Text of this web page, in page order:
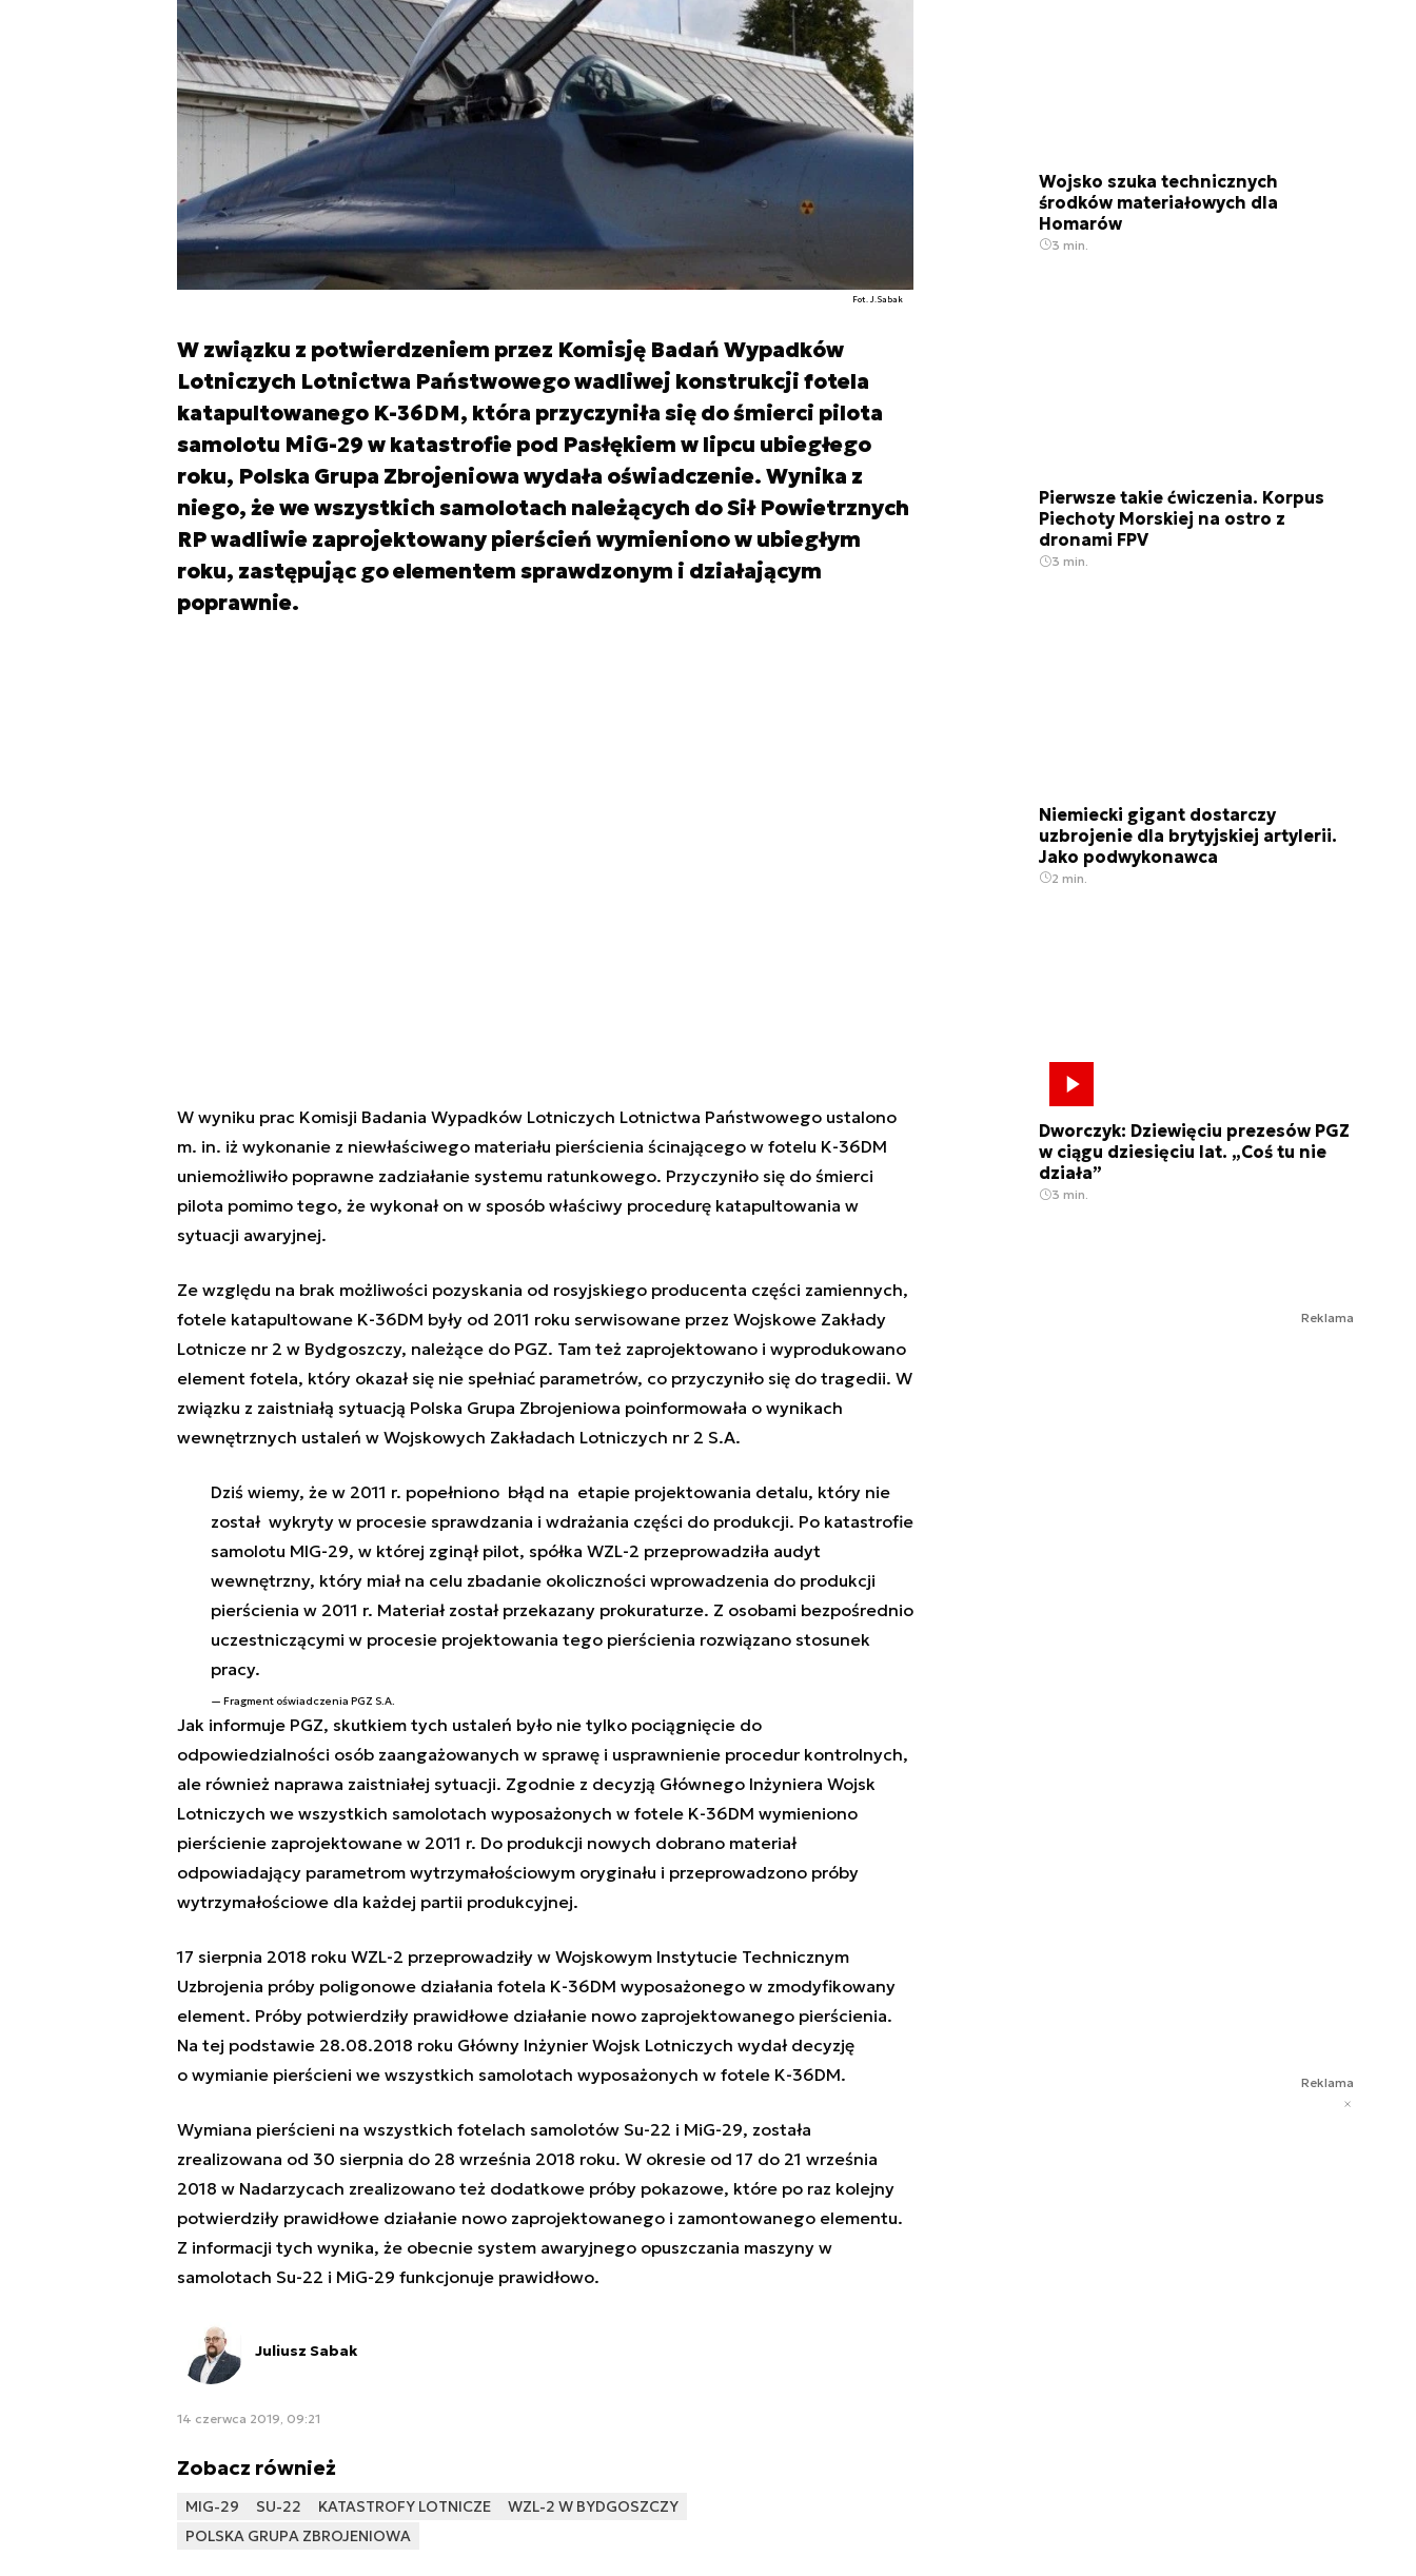
Fot. J.Sabak
W związku z potwierdzeniem przez Komisję Badań Wypadków
Lotniczych Lotnictwa Państwowego wadliwej konstrukcji fotela
katapultowanego K-36DM, która przyczyniła się do śmierci pilota
samolotu MiG-29 w katastrofie pod Pasłękiem w lipcu ubiegłego
roku, Polska Grupa Zbrojeniowa wydała oświadczenie. Wynika z
niego, że we wszystkich samolotach należących do Sił Powietrznych
RP wadliwie zaprojektowany pierścień wymieniono w ubiegłym
roku, zastępując go elementem sprawdzonym i działającym
poprawnie.
W wyniku prac Komisji Badania Wypadków Lotniczych Lotnictwa Państwowego ustalono
m. in. iż wykonanie z niewłaściwego materiału pierścienia ścinającego w fotelu K-36DM
uniemożliwiło poprawne zadziałanie systemu ratunkowego. Przyczyniło się do śmierci
pilota pomimo tego, że wykonał on w sposób właściwy procedurę katapultowania w
sytuacji awaryjnej.
Ze względu na brak możliwości pozyskania od rosyjskiego producenta części zamiennych,
fotele katapultowane K-36DM były od 2011 roku serwisowane przez Wojskowe Zakłady
Lotnicze nr 2 w Bydgoszczy, należące do PGZ. Tam też zaprojektowano i wyprodukowano
element fotela, który okazał się nie spełniać parametrów, co przyczyniło się do tragedii. W
związku z zaistniałą sytuacją Polska Grupa Zbrojeniowa poinformowała o wynikach
wewnętrznych ustaleń w Wojskowych Zakładach Lotniczych nr 2 S.A.
Dziś wiemy, że w 2011 r. popełniono błąd na etapie projektowania detalu, który nie
został wykryty w procesie sprawdzania i wdrażania części do produkcji. Po katastrofie
samolotu MIG-29, w której zginął pilot, spółka WZL-2 przeprowadziła audyt
wewnętrzny, który miał na celu zbadanie okoliczności wprowadzenia do produkcji
pierścienia w 2011 r. Materiał został przekazany prokuraturze. Z osobami bezpośrednio
uczestniczącymi w procesie projektowania tego pierścienia rozwiązano stosunek
pracy.
Fragment oświadczenia PGZ S.A.
Jak informuje PGZ, skutkiem tych ustaleń było nie tylko pociągnięcie do
odpowiedzialności osób zaangażowanych w sprawę i usprawnienie procedur kontrolnych,
ale również naprawa zaistniałej sytuacji. Zgodnie z decyzją Głównego Inżyniera Wojsk
Lotniczych we wszystkich samolotach wyposażonych w fotele K-36DM wymieniono
pierścienie zaprojektowane w 2011 r. Do produkcji nowych dobrano materiał
odpowiadający parametrom wytrzymałościowym oryginału i przeprowadzono próby
wytrzymałościowe dla każdej partii produkcyjnej.
17 sierpnia 2018 roku WZL-2 przeprowadziły w Wojskowym Instytucie Technicznym
Uzbrojenia próby poligonowe działania fotela K-36DM wyposażonego w zmodyfikowany
element. Próby potwierdziły prawidłowe działanie nowo zaprojektowanego pierścienia.
Na tej podstawie 28.08.2018 roku Główny Inżynier Wojsk Lotniczych wydał decyzję
o wymianie pierścieni we wszystkich samolotach wyposażonych w fotele K-36DM.
Wymiana pierścieni na wszystkich fotelach samolotów Su-22 i MiG-29, została
zrealizowana od 30 sierpnia do 28 września 2018 roku. W okresie od 17 do 21 września
2018 w Nadarzycach zrealizowano też dodatkowe próby pokazowe, które po raz kolejny
potwierdziły prawidłowe działanie nowo zaprojektowanego i zamontowanego elementu.
Z informacji tych wynika, że obecnie system awaryjnego opuszczania maszyny w
samolotach Su-22 i MiG-29 funkcjonuje prawidłowo.
Juliusz Sabak
14 czerwca 2019, 09:21
Zobacz również
MIG-29 SU-22 KATASTROFY LOTNICZE
WZL-2 W BYDGOSZCZY
POLSKA GRUPA ZBROJENIOWA
Wojsko szuka technicznych
środków materiałowych dla
Homarów
3 min.
Pierwsze takie ćwiczenia. Korpus
Piechoty Morskiej na ostro z
dronami FPV
3 min.
Niemiecki gigant dostarczy
uzbrojenie dla brytyjskiej artylerii.
Jako podwykonawca
2 min.
Dworczyk: Dziewięciu prezesów PGZ
w ciągu dziesięciu lat. „Coś tu nie
działa”
3 min.
Reklama
Reklama